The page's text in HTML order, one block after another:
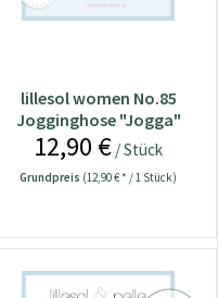
lillesol women No.85
Jogginghose "Jogga"
12,90 € / Stück
Grundpreis (12,90 € * / 1 Stück)